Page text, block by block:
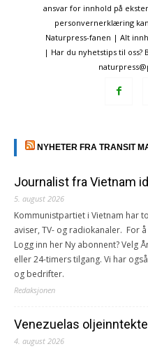
ansvar for innhold på
personvernerklæring
Naturpress-fanen | Alt
| Har du nyhetstips til oss?
NYHETER FRA TRANSIT
Journalist fra Vietnam
5. august 2026
Kommunistpartiet i Vietnam har
aviser, TV- og radiokanaler. For
Logg inn her Ny abonnent? Velg
eller 24-timers tilgang. Vi har
og bedrifter.
Redaksjonen
Venezuelas
4. august 2026